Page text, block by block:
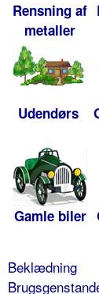
Rensning af
metaller
Udendørs
Gamle biler
Beklædning